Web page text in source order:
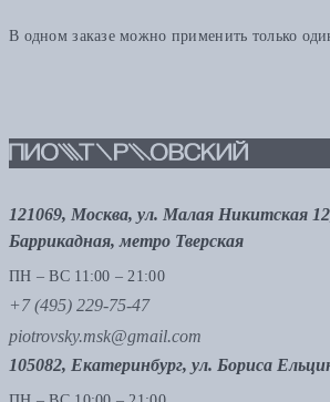
В одном заказе можно применить только
121069, Москва, ул. Малая Никитская
Баррикадная, метро Тверская
ПН – ВС 11:00 – 21:00
+7 (495) 229-75-47
piotrovsky.msk@gmail.com
105082, Екатеринбург, ул. Бориса